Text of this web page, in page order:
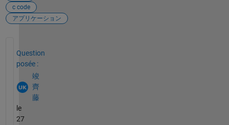
c code
アプリケーション
Question
posée :
竣
齊
藤
le
27